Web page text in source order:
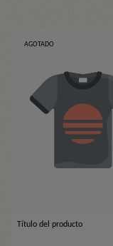
ETIQUETA
AGOTADO
Título del producto